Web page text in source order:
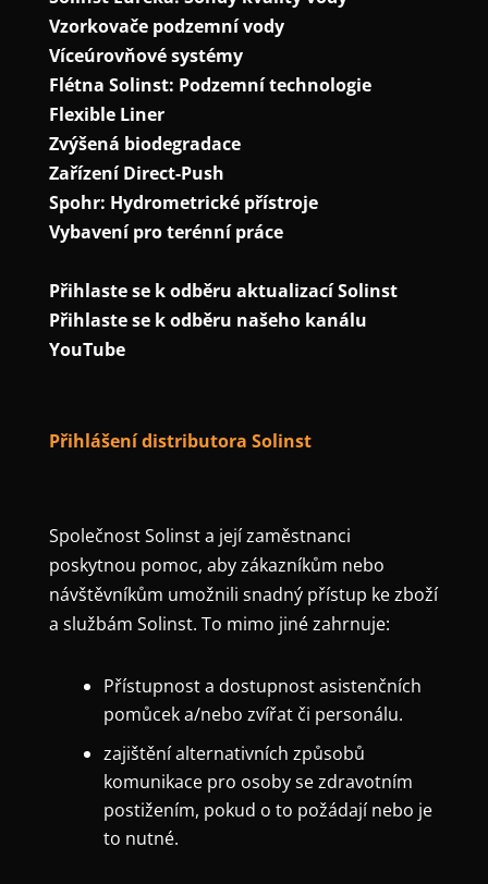
Vzorkovače podzemní vody
Víceúrovňové systémy
Flétna Solinst: Podzemní technologie
Flexible Liner
Zvýšená biodegradace
Zařízení Direct-Push
Spohr: Hydrometrické přístroje
Vybavení pro terénní práce
Přihlaste se k odběru aktualizací Solinst
Přihlaste se k odběru našeho kanálu
YouTube
Přihlášení distributora Solinst
Společnost Solinst a její zaměstnanci
poskytnou pomoc, aby zákazníkům nebo
návštěvníkům umožnili snadný přístup ke zboží
a službám Solinst. To mimo jiné zahrnuje:
Přístupnost a dostupnost asistenčních
pomůcek a/nebo zvířat či personálu.
zajištění alternativních způsobů
komunikace pro osoby se zdravotním
postižením, pokud o to požádají nebo je
to nutné.